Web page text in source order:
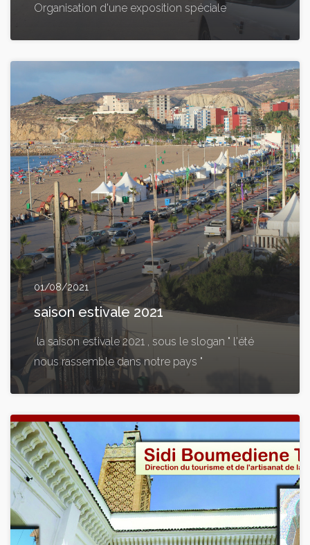
Organisation d'une exposition spéciale
01/08/2021
saison estivale 2021
la saison estivale 2021 , sous le slogan " l'été
nous rassemble dans notre pays "